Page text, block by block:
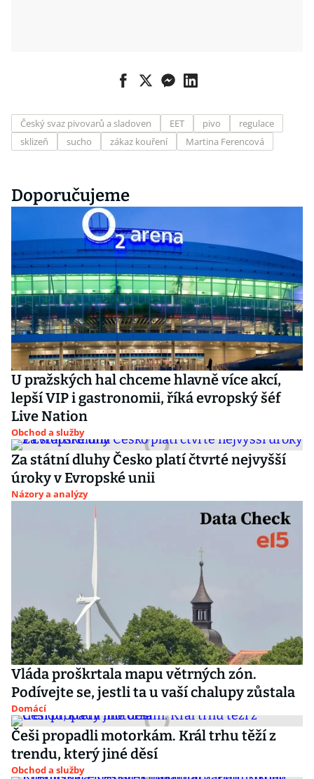
Český svaz pivovarů a sladoven EET pivo
regulace
sklizeň
sucho zákaz kouření Martina Ferencová
Doporučujeme
U pražských hal chceme hlavně více akcí,
lepší VIP i gastronomii, říká evropský šéf
Live Nation
Obchod a služby
Za státní dluhy Česko platí čtvrté nejvyšší
úroky v Evropské unii
Názory a analýzy
Vláda proškrtala mapu větrných zón.
Podívejte se, jestli ta u vaší chalupy zůstala
Domácí
Češi propadli motorkám. Král trhu těží z
trendu, který jiné děsí
Obchod a služby